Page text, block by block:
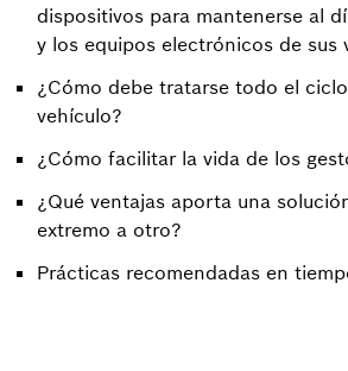
dispositivos para mantenerse al
y los equipos electrónicos de sus
¿Cómo debe tratarse todo el
vehículo?
¿Cómo facilitar la vida de los
¿Qué ventajas aporta una
extremo a otro?
Prácticas recomendadas en